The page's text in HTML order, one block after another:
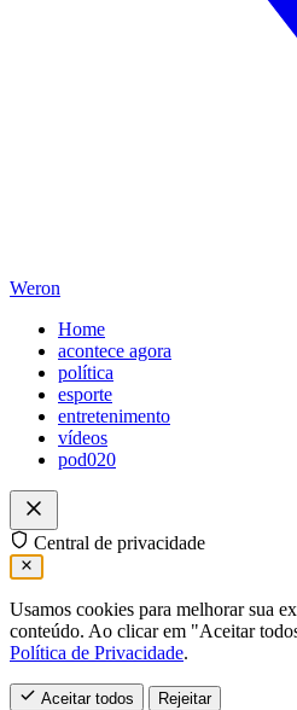
Weron
Home
acontece agora
política
esporte
entretenimento
vídeos
pod020
Central de privacidade
Usamos cookies para melhorar sua
conteúdo. Ao clicar em "Aceitar
Política de Privacidade.
Aceitar todos Rejeitar